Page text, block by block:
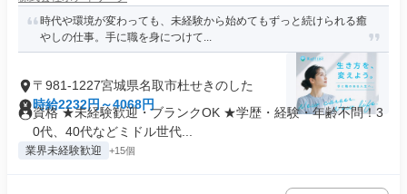
時代や環境が変わっても、未経験から始めてもずっと続けられる癒
やしの仕事。手に職を身につけて...
〒981-1227宮城県名取市杜せきのした
時給2232円～4068円
資格 ★未経験歓迎・ブランクOK ★学歴・経験・年齢不問！3
0代、40代などミドル世代...
業界未経験歓迎 +15個